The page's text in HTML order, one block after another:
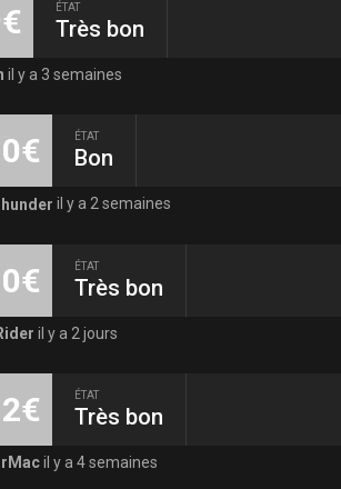
ÉTAT
Très bon
il y a 3 semaines
ÉTAT
Bon
il y a 2 semaines
ÉTAT
Très bon
il y a 2 jours
ÉTAT
Très bon
il y a 4 semaines